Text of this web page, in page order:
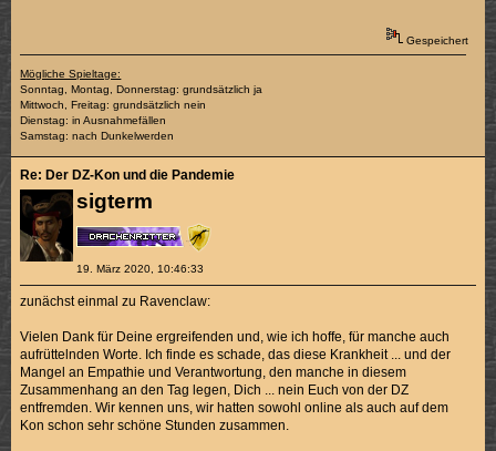
Gespeichert
Mögliche Spieltage:
Sonntag, Montag, Donnerstag: grundsätzlich ja
Mittwoch, Freitag: grundsätzlich nein
Dienstag: in Ausnahmefällen
Samstag: nach Dunkelwerden
sigterm
19. März 2020, 10:46:33
Re: Der DZ-Kon und die Pandemie
zunächst einmal zu Ravenclaw:
Vielen Dank für Deine ergreifenden und, wie ich hoffe, für manche auch
aufrüttelnden Worte. Ich finde es schade, das diese Krankheit ... und der
Mangel an Empathie und Verantwortung, den manche in diesem
Zusammenhang an den Tag legen, Dich ... nein Euch von der DZ
entfremden. Wir kennen uns, wir hatten sowohl online als auch auf dem
Kon schon sehr schöne Stunden zusammen.